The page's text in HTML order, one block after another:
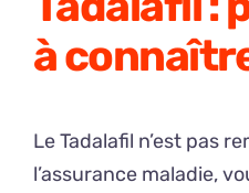
à
Le Tadalafil n’est pas
l’assurance maladie,